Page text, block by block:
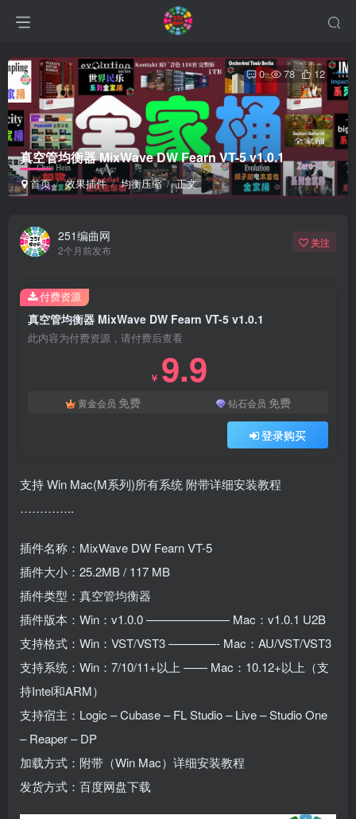
真空管均衡器 MixWave DW Fearn VT-5 v1.0.1
首页 效果插件 均衡压缩 正文
0 78 12
251编曲网
2个月前发布
关注
真空管均衡器 MixWave DW Fearn VT-5 v1.0.1
此内容为付费资源，请付费后查看
￥ 9.9
黄金会员 免费 钻石会员 免费
登录购买
付费资源
支持 Win Mac(M系列)所有系统 附带详细安装教程
…………..
插件名称：MixWave DW Fearn VT-5
插件大小：25.2MB / 117 MB
插件类型：真空管均衡器
插件版本：Win：v1.0.0 ——————— Mac：v1.0.1 U2B
支持格式：Win：VST/VST3 ————- Mac：AU/VST/VST3
支持系统：Win：7/10/11+以上 —— Mac：10.12+以上（支
持Intel和ARM）
支持宿主：Logic – Cubase – FL Studio – Live – Studio One
– Reaper – DP
加载方式：附带（Win Mac）详细安装教程
发货方式：百度网盘下载